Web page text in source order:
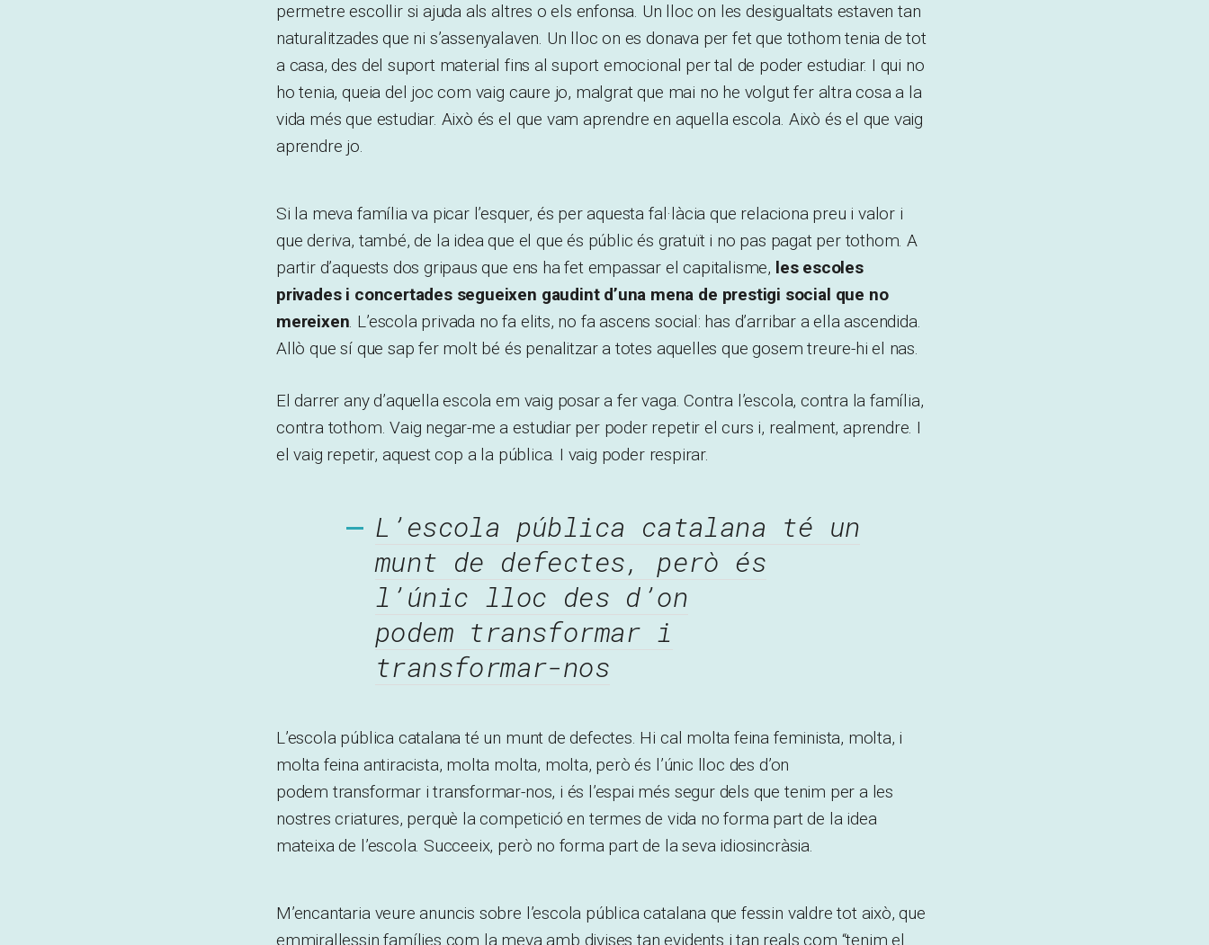
permetre escollir si ajuda als altres o els enfonsa. Un lloc on les desigualtats estaven tan
naturalitzades que ni s’assenyalaven. Un lloc on es donava per fet que tothom tenia de tot
a casa, des del suport material fins al suport emocional per tal de poder estudiar. I qui no
ho tenia, queia del joc com vaig caure jo, malgrat que mai no he volgut fer altra cosa a la
vida més que estudiar. Això és el que vam aprendre en aquella escola. Això és el que vaig
aprendre jo.
Si la meva família va picar l’esquer, és per aquesta fal·làcia que relaciona preu i valor i
que deriva, també, de la idea que el que és públic és gratuït i no pas pagat per tothom. A
partir d’aquests dos gripaus que ens ha fet empassar el capitalisme, les escoles
privades i concertades segueixen gaudint d’una mena de prestigi social que no
mereixen. L’escola privada no fa elits, no fa ascens social: has d’arribar a ella ascendida.
Allò que sí que sap fer molt bé és penalitzar a totes aquelles que gosem treure-hi el nas.
El darrer any d’aquella escola em vaig posar a fer vaga. Contra l’escola, contra la família,
contra tothom. Vaig negar-me a estudiar per poder repetir el curs i, realment, aprendre. I
el vaig repetir, aquest cop a la pública. I vaig poder respirar.
L’escola pública catalana té un
munt de defectes, però és
l’únic lloc des d’on
podem transformar i
transformar-nos
L’escola pública catalana té un munt de defectes. Hi cal molta feina feminista, molta, i
molta feina antiracista, molta molta, molta, però és l’únic lloc des d’on
podem transformar i transformar-nos, i és l’espai més segur dels que tenim per a les
nostres criatures, perquè la competició en termes de vida no forma part de la idea
mateixa de l’escola. Succeeix, però no forma part de la seva idiosincràsia.
M’encantaria veure anuncis sobre l’escola pública catalana que fessin valdre tot això, que
emmirallessin famílies com la meva amb divises tan evidents i tan reals com “tenim el